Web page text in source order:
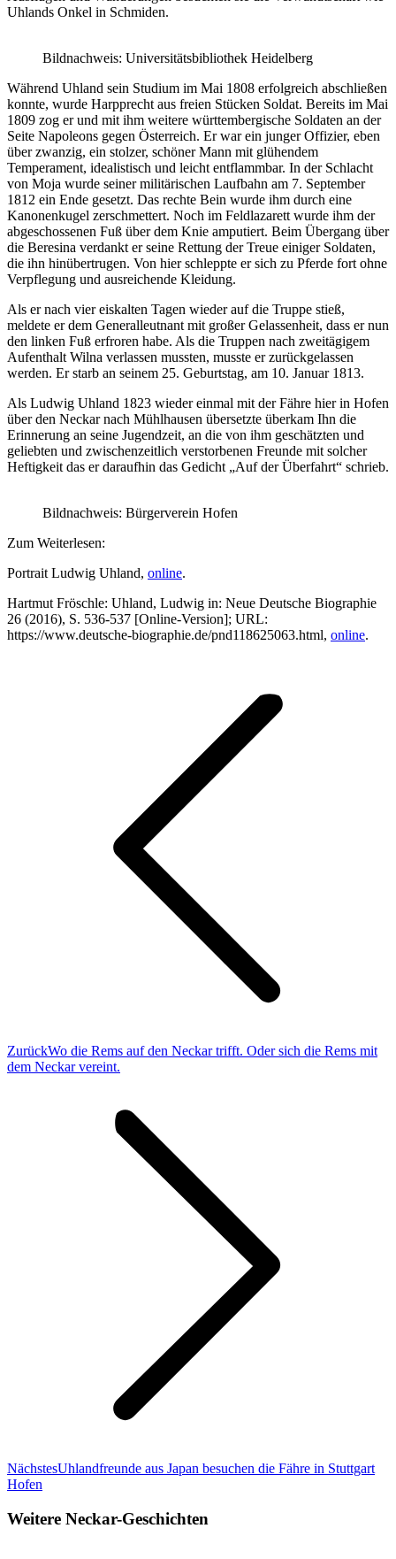
Uhlands Onkel in Schmiden.
Bildnachweis: Universitätsbibliothek Heidelberg
Während Uhland sein Studium im Mai 1808 erfolgreich abschließen
konnte, wurde Harpprecht aus freien Stücken Soldat. Bereits im Mai
1809 zog er und mit ihm weitere württembergische Soldaten an der
Seite Napoleons gegen Österreich. Er war ein junger Offizier, eben
über zwanzig, ein stolzer, schöner Mann mit glühendem
Temperament, idealistisch und leicht entflammbar. In der Schlacht
von Moja wurde seiner militärischen Laufbahn am 7. September
1812 ein Ende gesetzt. Das rechte Bein wurde ihm durch eine
Kanonenkugel zerschmettert. Noch im Feldlazarett wurde ihm der
abgeschossenen Fuß über dem Knie amputiert. Beim Übergang über
die Beresina verdankt er seine Rettung der Treue einiger Soldaten,
die ihn hinübertrugen. Von hier schleppte er sich zu Pferde fort ohne
Verpflegung und ausreichende Kleidung.
Als er nach vier eiskalten Tagen wieder auf die Truppe stieß,
meldete er dem Generalleutnant mit großer Gelassenheit, dass er nun
den linken Fuß erfroren habe. Als die Truppen nach zweitägigem
Aufenthalt Wilna verlassen mussten, musste er zurückgelassen
werden. Er starb an seinem 25. Geburtstag, am 10. Januar 1813.
Als Ludwig Uhland 1823 wieder einmal mit der Fähre hier in Hofen
über den Neckar nach Mühlhausen übersetzte überkam Ihn die
Erinnerung an seine Jugendzeit, an die von ihm geschätzten und
geliebten und zwischenzeitlich verstorbenen Freunde mit solcher
Heftigkeit das er daraufhin das Gedicht „Auf der Überfahrt“ schrieb.
Bildnachweis: Bürgerverein Hofen
Zum Weiterlesen:
Portrait Ludwig Uhland, online.
Hartmut Fröschle: Uhland, Ludwig in: Neue Deutsche Biographie
26 (2016), S. 536-537 [Online-Version]; URL:
https://www.deutsche-biographie.de/pnd118625063.html, online.
ZurückVorheriger
Beitrag:
Wo die Rems auf den Neckar trifft. Oder sich die Rems mit
dem Neckar vereint.
NächstesNächster
Uhlandfreunde aus Japan besuchen die Fähre in Stuttgart
Hofen
Weitere Neckar-Geschichten